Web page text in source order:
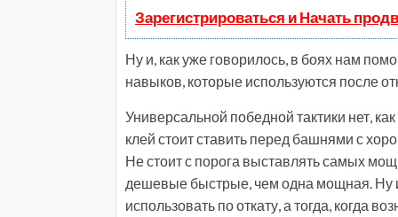
Зарегистрироваться и Начать
Ну и, как уже говорилось, в боях нам
навыков, которые используются после
Универсальной победной тактики нет,
клей стоит ставить перед башнями с
Не стоит с порога выставлять самых
дешевые быстрые, чем одна мощная. Ну
использовать по откату, а тогда, когда